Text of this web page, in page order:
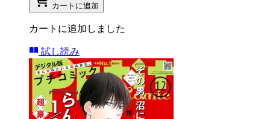
カートに追加
カートに追加しました
試し読み